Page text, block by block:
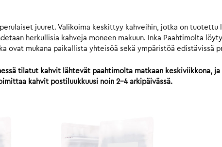
juuret. Valikoima keskittyy kahveihin, jotka on tuotettu
herkullisia kahveja moneen makuun. Inka Paahtimolta
mukana paikallista yhteisöä sekä ympäristöä edistävissä
tilatut kahvit lähtevät paahtimolta matkaan keskiviikkona,
kahvit postiluukkuusi noin 2-4 arkipäivässä.